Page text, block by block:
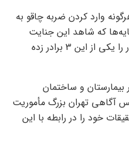
وارد کردن ضربه چاقو به
که شاهد این جنایت
بودند اظهار داشتند که ضربه مرگبار را یکی از این 3 برادر زده
و ساختمان
آگاهی تهران بزرگ مأموریت
خود را در رابطه با این